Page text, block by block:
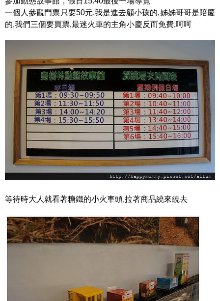
一個人參觀門票只要50元,我是進去顧小孩的,姊姊哥哥是陪慶
的,我們三個要買票,最迷火車的主角小慶反而免費,呵呵
等待時大人就看著糖鐵的小火車頭,拉著商品繞來繞去